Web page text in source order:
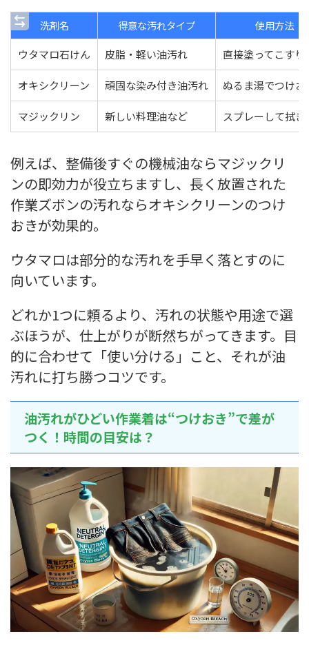
洗剤名 得意な汚れタイプ
使用方法
ウタマロ石けん
皮脂・軽い油汚れ 直接塗ってこすり
オキシクリーン 頑固な染み付き油汚れ ぬるま湯でつけお
マジックリン 新しい料理油など スプレーして拭き
例えば、整備後すぐの機械油ならマジックリ
ンの即効力が役立ちますし、長く放置された
作業ズボンの汚れならオキシクリーンのつけ
おきが効果的。
ウタマロは部分的な汚れを手早く落とすのに
向いています。
どれか1つに頼るより、汚れの状態や用途で選
ぶほうが、仕上がりが断然ちがってきます。目
的に合わせて「使い分ける」こと、それが油
汚れに打ち勝つコツです。
油汚れがひどい作業着は“つけおき”で差が
つく！時間の目安は？